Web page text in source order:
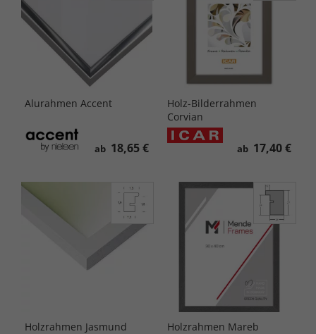
Alurahmen Accent
ab 18,65 €
Holz-Bilderrahmen
Corvian
ab 17,40 €
Holzrahmen Jasmund Holzrahmen Mareb